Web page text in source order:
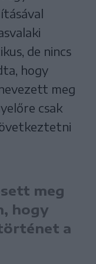
de nincs
hogy
meg
csak
meg
hogy
a